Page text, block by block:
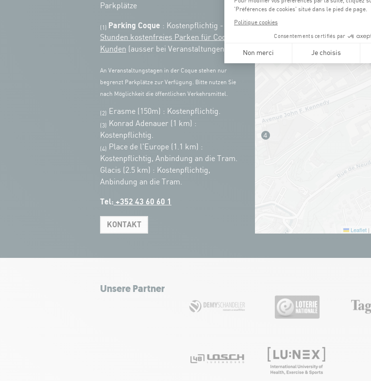
Parkplätze
(1) Parking Coque : Kostenpflichtig -
Stunden kostenfreies Parken für Coque
Kunden (ausser bei Veranstaltungen)
An Veranstaltungstagen in der Coque stehen nur
begrenzt Parkplätze zur Verfügung. Bitte nutzen Sie
nach Möglichkeit die öffentlichen Verkehrsmittel.
(2) Erasme (150m) : Kostenpflichtig.
(3) Konrad Adenauer (1 km)
:
Kostenpflichtig.
(4)
Place de l'Europe (1.1 km) :
Kostenpflichtig, Anbindung an die Tram.
Glacis (2.5 km) : Kostenpflichtig,
Anbindung an die Tram.
Tel: +352 43 60 60 1
KONTAKT
Leaflet |
Unsere Partner